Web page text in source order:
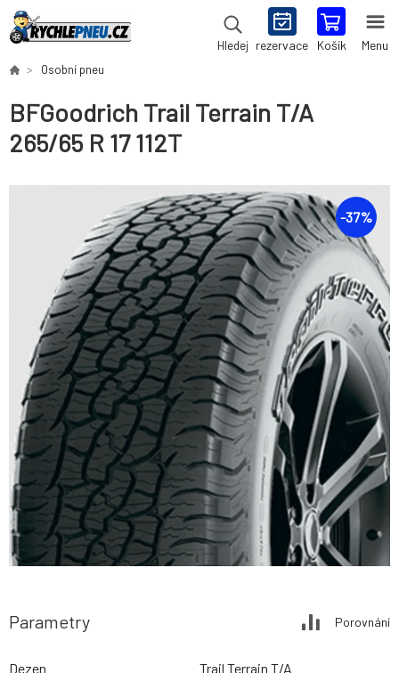
Hledej rezervace Košík Menu
Osobní pneu
BFGoodrich Trail Terrain T/A
265/65 R 17 112T
-37%
Parametry Porovnání
Dezen
Trail Terrain T/A